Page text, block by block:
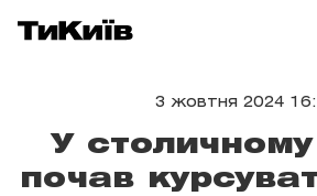
3 жовтня 2024
У
почав